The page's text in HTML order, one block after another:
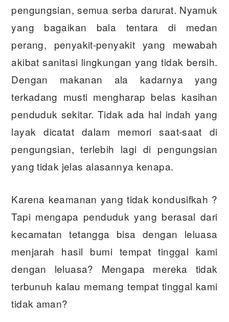
pengungsian, semua serba darurat. Nyamuk
yang bagaikan bala tentara di medan
perang, penyakit-penyakit yang mewabah
akibat sanitasi lingkungan yang tidak bersih.
Dengan makanan ala kadarnya yang
terkadang musti mengharap belas kasihan
penduduk sekitar. Tidak ada hal indah yang
layak dicatat dalam memori saat-saat di
pengungsian, terlebih lagi di pengungsian
yang tidak jelas alasannya kenapa.
Karena keamanan yang tidak kondusifkah ?
Tapi mengapa penduduk yang berasal dari
kecamatan tetangga bisa dengan leluasa
menjarah hasil bumi tempat tinggal kami
dengan leluasa? Mengapa mereka tidak
terbunuh kalau memang tempat tinggal kami
tidak aman?